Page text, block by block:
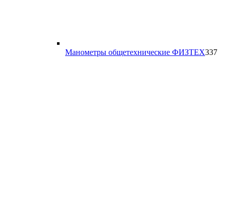
Манометры общетехнические ФИЗТЕХ337